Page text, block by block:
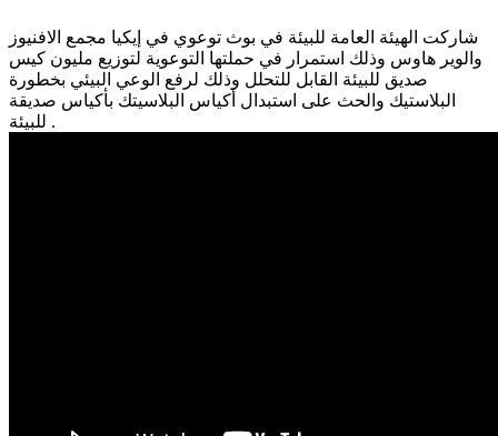
شاركت الهيئة العامة للبيئة في بوث توعوي في إيكيا مجمع الافنيوز
والوير هاوس وذلك استمرار في حملتها التوعوية لتوزيع مليون كيس
صديق للبيئة القابل للتحلل وذلك لرفع الوعي البيئي بخطورة
البلاستيك والحث على استبدال أكياس البلاسيتك بأكياس صديقة
للبيئة .